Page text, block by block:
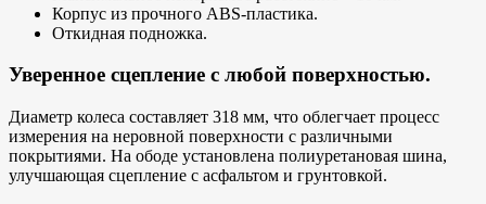
Корпус из прочного ABS-пластика.
Откидная подножка.
Уверенное сцепление с любой поверхностью.
Диаметр колеса составляет 318 мм, что облегчает процесс
измерения на неровной поверхности с различными
покрытиями. На ободе установлена полиуретановая шина,
улучшающая сцепление с асфальтом и грунтовкой.